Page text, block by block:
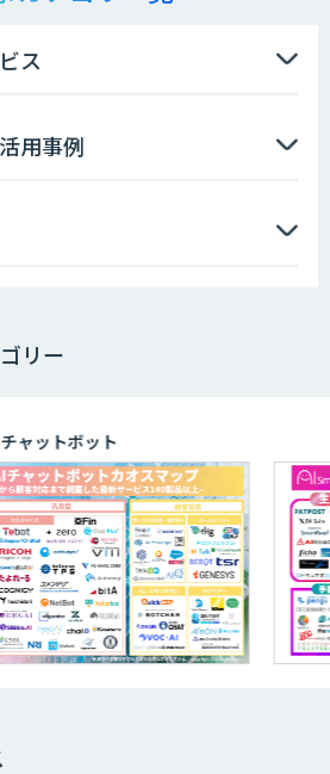
ezKotae
品輸出から留学生・研究者のバックチ
クまで自動化。輸出管理
AI Flow byGMO
NEXUS
ス
用事例
リー
ット